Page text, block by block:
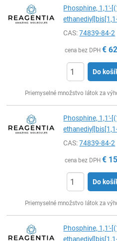
Phosphine, 1,1'-
CAS:74839-84-2
cena bez DPH €
Do
Priemyselné množstvo látok za
Phosphine, 1,1'-
CAS:74839-84-2
cena bez DPH €
Do
Priemyselné množstvo látok za
Phosphine, 1,1'-